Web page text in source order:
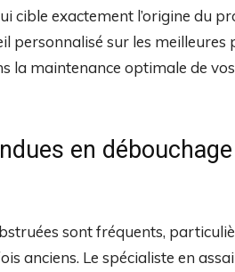
cible exactement l’origine du
personnalisé sur les
la maintenance optimale de
en
sont fréquents,
anciens. Le spécialiste en